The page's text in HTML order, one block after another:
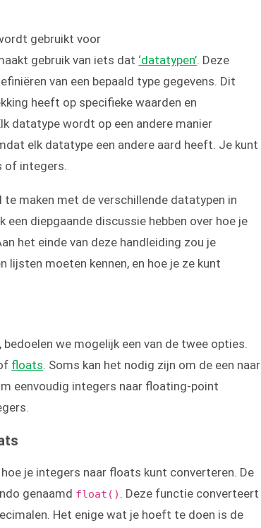
gebruikt voor
gebruik van iets dat ‘datatypen’ . Deze
van een bepaald type gegevens. Dit
heeft op specifieke waarden en
datatype wordt op een andere manier
elk datatype een andere aard heeft. Je kunt
of integers.
maken met de verschillende datatypen in
een diepgaande discussie hebben over hoe je
het einde van deze handleiding zou je
moeten kennen, en hoe je ze kunt
we mogelijk een van de twee opties.
floats. Soms kan het nodig zijn om de een naar
eenvoudig integers naar floating-point
je integers naar floats kunt converteren. De
genaamd float() . Deze functie converteert
Het enige wat je hoeft te doen is de